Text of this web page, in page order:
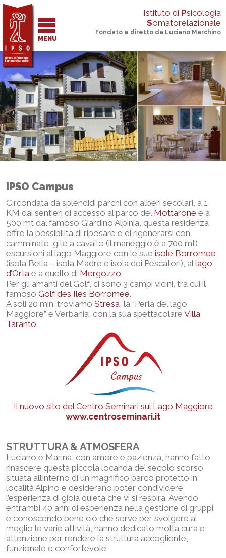
MENU
Istituto di Psicologia
Somatorelazionale
Fondato e diretto da Luciano Marchino
IPSO Campus
Circondata da splendidi parchi con alberi secolari, a 1
KM dai sentieri di accesso al parco del Mottarone e a
500 mt dal famoso Giardino Alpinia, questa residenza
offre la possibilità di riposare e di rigenerarsi con
camminate, gite a cavallo (il maneggio è a 700 mt),
escursioni al lago Maggiore con le sue isole Borromee
(isola Bella – isola Madre e isola dei Pescatori), allago
d’Orta e a quello di Mergozzo.
Per gli amanti del Golf, ci sono 3 campi vicini, tra cui il
famoso Golf des Iles Borromee.
A soli 20 min. troviamo Stresa, la “Perla del lago
Maggiore” e Verbania, con la sua spettacolare Villa
Taranto.
Il nuovo sito del Centro Seminari sul Lago Maggiore
www.centroseminari.it
STRUTTURA & ATMOSFERA
Luciano e Marina, con amore e pazienza, hanno fatto
rinascere questa piccola locanda del secolo scorso
situata all’interno di un magnifico parco protetto in
località Alpino e desiderano poter condividere
l’esperienza di gioia quieta che vi si respira. Avendo
entrambi 40 anni di esperienza nella gestione di gruppi
e conoscendo bene ciò che serve per svolgere al
meglio le varie attività, hanno dedicato molta cura e
attenzione per rendere la struttura accogliente,
funzionale e confortevole.